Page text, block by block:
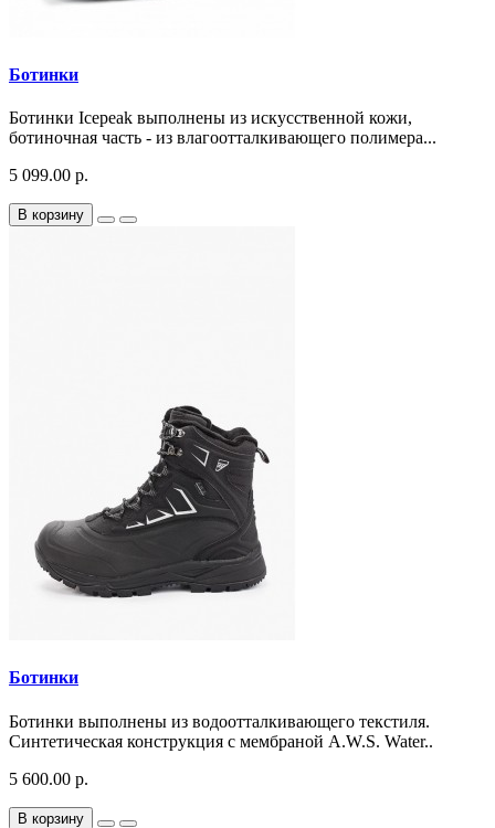
Ботинки
Ботинки Icepeak выполнены из искусственной кожи,
ботиночная часть - из влагоотталкивающего полимера...
5 099.00 р.
В корзину
Ботинки
Ботинки выполнены из водоотталкивающего текстиля.
Синтетическая конструкция с мембраной A.W.S. Water..
5 600.00 р.
В корзину